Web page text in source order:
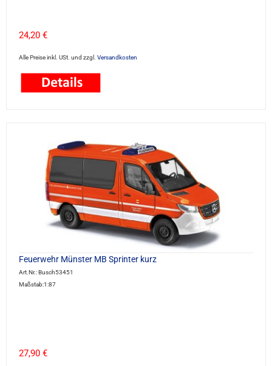
24,20 €
Alle Preise inkl. USt. und zzgl. Versandkosten
Feuerwehr Münster MB Sprinter kurz
Art.Nr.: Busch53451
Maßstab:1:87
27,90 €